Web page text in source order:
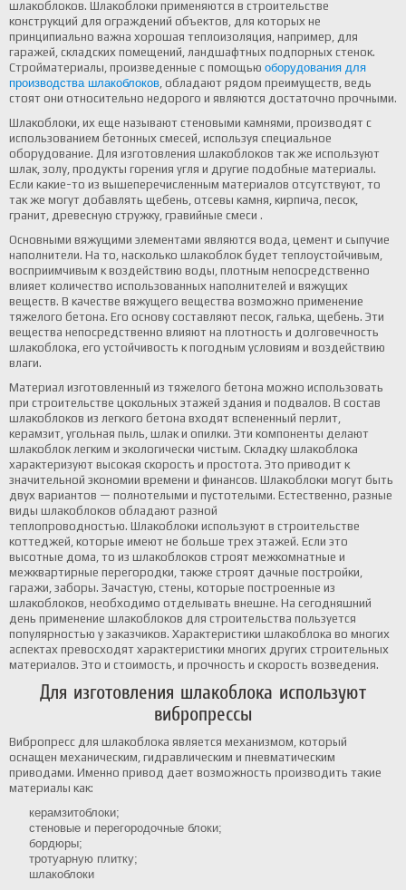
шлакоблоков. Шлакоблоки применяются в строительстве
конструкций для ограждений объектов, для которых не
принципиально важна хорошая теплоизоляция, например, для
гаражей, складских помещений, ландшафтных подпорных стенок.
Стройматериалы, произведенные с помощью оборудования для
производства шлакоблоков, обладают рядом преимуществ, ведь
стоят они относительно недорого и являются достаточно прочными.
Шлакоблоки, их еще называют стеновыми камнями, производят с
использованием бетонных смесей, используя специальное
оборудование. Для изготовления шлакоблоков так же используют
шлак, золу, продукты горения угля и другие подобные материалы.
Если какие-то из вышеперечисленным материалов отсутствуют, то
так же могут добавлять щебень, отсевы камня, кирпича, песок,
гранит, древесную стружку, гравийные смеси .
Основными вяжущими элементами являются вода, цемент и сыпучие
наполнители. На то, насколько шлакоблок будет теплоустойчивым,
восприимчивым к воздействию воды, плотным непосредственно
влияет количество использованных наполнителей и вяжущих
веществ. В качестве вяжущего вещества возможно применение
тяжелого бетона. Его основу составляют песок, галька, щебень. Эти
вещества непосредственно влияют на плотность и долговечность
шлакоблока, его устойчивость к погодным условиям и воздействию
влаги.
Материал изготовленный из тяжелого бетона можно использовать
при строительстве цокольных этажей здания и подвалов. В состав
шлакоблоков из легкого бетона входят вспененный перлит,
керамзит, угольная пыль, шлак и опилки. Эти компоненты делают
шлакоблок легким и экологически чистым. Складку шлакоблока
характеризуют высокая скорость и простота. Это приводит к
значительной экономии времени и финансов. Шлакоблоки могут быть
двух вариантов — полнотелыми и пустотелыми. Естественно, разные
виды шлакоблоков обладают разной
теплопроводностью. Шлакоблоки используют в строительстве
коттеджей, которые имеют не больше трех этажей. Если это
высотные дома, то из шлакоблоков строят межкомнатные и
межквартирные перегородки, также строят дачные постройки,
гаражи, заборы. Зачастую, стены, которые построенные из
шлакоблоков, необходимо отделывать внешне. На сегодняшний
день применение шлакоблоков для строительства пользуется
популярностью у заказчиков. Характеристики шлакоблока во многих
аспектах превосходят характеристики многих других строительных
материалов. Это и стоимость, и прочность и скорость возведения.
Для изготовления шлакоблока используют
вибропрессы
Вибропресс для шлакоблока является механизмом, который
оснащен механическим, гидравлическим и пневматическим
приводами. Именно привод дает возможность производить такие
материалы как:
керамзитоблоки;
стеновые и перегородочные блоки;
бордюры;
тротуарную плитку;
шлакоблоки